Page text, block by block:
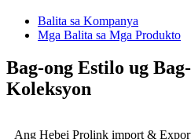
Balita sa Kompanya
Mga Balita sa Mga Produkto
Bag-ong Estilo ug
Koleksyon
Ang Hebei Prolink import &